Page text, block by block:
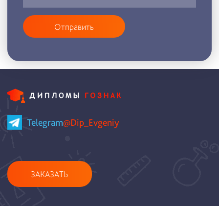
Отправить
Telegram@Dip_Evgeniy
ЗАКАЗАТЬ